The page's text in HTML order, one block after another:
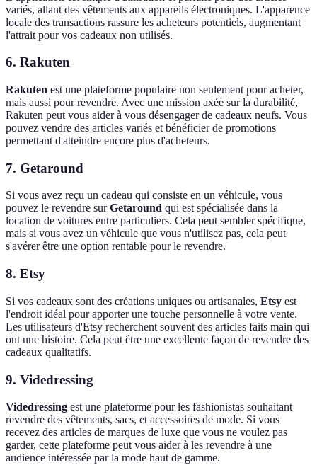
variés, allant des vêtements aux appareils électroniques. L'apparence
locale des transactions rassure les acheteurs potentiels, augmentant
l'attrait pour vos cadeaux non utilisés.
6. Rakuten
Rakuten est une plateforme populaire non seulement pour acheter,
mais aussi pour revendre. Avec une mission axée sur la durabilité,
Rakuten peut vous aider à vous désengager de cadeaux neufs. Vous
pouvez vendre des articles variés et bénéficier de promotions
permettant d'atteindre encore plus d'acheteurs.
7. Getaround
Si vous avez reçu un cadeau qui consiste en un véhicule, vous
pouvez le revendre surGetaround qui est spécialisée dans la
location de voitures entre particuliers. Cela peut sembler spécifique,
mais si vous avez un véhicule que vous n'utilisez pas, cela peut
s'avérer être une option rentable pour le revendre.
8. Etsy
Si vos cadeaux sont des créations uniques ou artisanales, Etsy est
l'endroit idéal pour apporter une touche personnelle à votre vente.
Les utilisateurs d'Etsy recherchent souvent des articles faits main qui
ont une histoire. Cela peut être une excellente façon de revendre des
cadeaux qualitatifs.
9. Videdressing
Videdressing est une plateforme pour les fashionistas souhaitant
revendre des vêtements, sacs, et accessoires de mode. Si vous
recevez des articles de marques de luxe que vous ne voulez pas
garder, cette plateforme peut vous aider à les revendre à une
audience intéressée par la mode haut de gamme.